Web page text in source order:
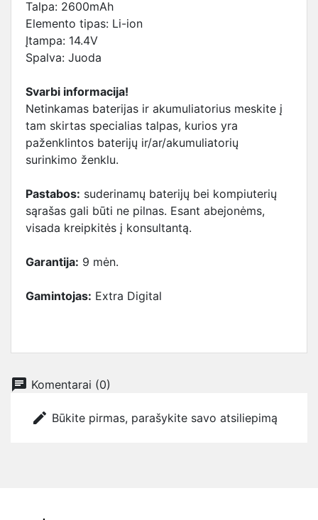
Talpa: 2600mAh
Elemento tipas: Li-ion
Įtampa: 14.4V
Spalva: Juoda
Svarbi informacija!
Netinkamas baterijas ir akumuliatorius meskite į
tam skirtas specialias talpas, kurios yra
paženklintos baterijų ir/ar/akumuliatorių
surinkimo ženklu.
Pastabos: suderinamų baterijų bei kompiuterių
sąrašas gali būti ne pilnas. Esant abejonėms,
visada kreipkitės į konsultantą.
Garantija: 9 mėn.
Gamintojas: Extra Digital
chat Komentarai (0)
edit Būkite pirmas, parašykite savo atsiliepimą